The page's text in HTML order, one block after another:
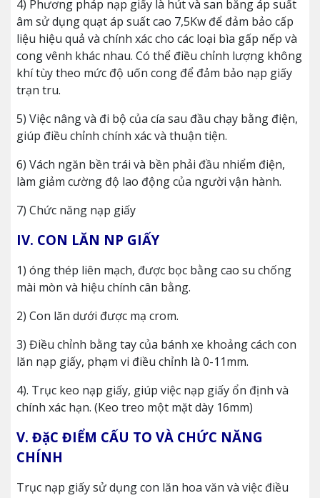
4) Phương pháp nạp giấy là hút và san bằng áp suất
âm sử dụng quạt áp suất cao 7,5Kw để đảm bảo cấp
liệu hiệu quả và chính xác cho các loại bìa gấp nếp và
cong vênh khác nhau. Có thể điều chỉnh lượng không
khí tùy theo mức độ uốn cong để đảm bảo nạp giấy
trạn tru.
5) Việc nâng và đi bộ của cía sau đầu chạy bằng điện,
giúp điều chỉnh chính xác và thuận tiện.
6) Vách ngăn bền trái và bền phải đầu nhiểm điện,
làm giảm cường độ lao động của người vận hành.
7) Chức năng nạp giấy
IV. CON LĂN NP GIẤY
1) óng thép liên mạch, được bọc bằng cao su chống
mài mòn và hiệu chính cân bằng.
2) Con lăn dưới được mạ crom.
3) Điều chỉnh bằng tay của bánh xe khoảng cách con
lăn nạp giấy, phạm vi điều chỉnh là 0-11mm.
4). Trục keo nạp giấy, giúp việc nạp giấy ổn định và
chính xác hạn. (Keo treo một mặt dày 16mm)
V. ĐặC ĐIỂM CẤU TO VÀ CHỨC NĂNG
CHÍNH
Trục nạp giấy sử dụng con lăn hoa văn và việc điều